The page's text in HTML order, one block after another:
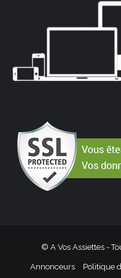
© A Vos Assiettes -
Annonceurs Politique